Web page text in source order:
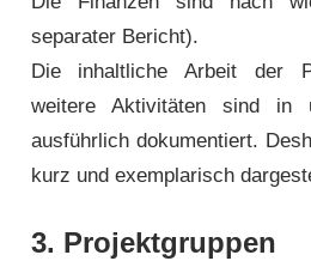
separater Bericht).
Die inhaltliche Arbeit der
weitere Aktivitäten sind in
ausführlich dokumentiert.
kurz und exemplarisch
3. Projektgruppen